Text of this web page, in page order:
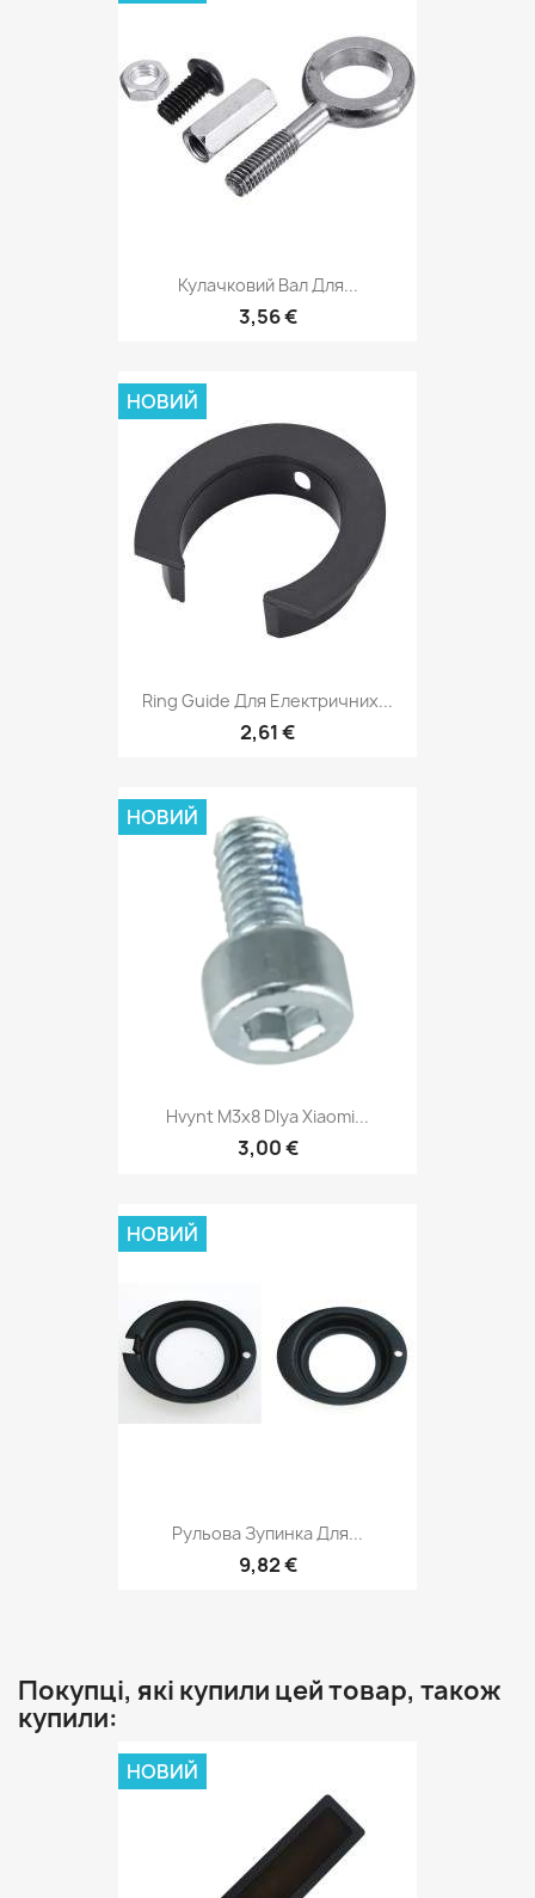
Кулачковий Вал Для...
3,56 €
Ring Guide Для Електричних...
2,61 €
НОВИЙ
Hvynt M3x8 Dlya Xiaomi...
3,00 €
НОВИЙ
Рульова Зупинка Для...
9,82 €
НОВИЙ
Покупці, які купили цей товар, також
купили:
НОВИЙ